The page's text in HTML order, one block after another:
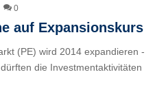
0
auf Expansionskurs
(PE) wird 2014 expandieren -
die Investmentaktivitäten